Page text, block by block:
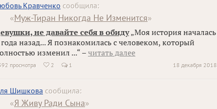
Кравченко сообщила:
«Муж-Тиран Никогда Не Изменится»
не давайте себя в обиду„Моя история началась
назад... Я познакомилась с человеком, который
изменил ...“ – читать далее
18 декабря 2018
просмотра  2 1
Шишкова сообщила:
«Я Живу Ради Сына»